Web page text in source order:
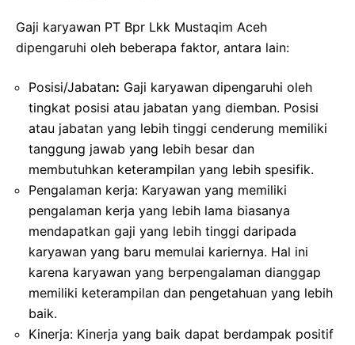
Gaji karyawan PT Bpr Lkk Mustaqim Aceh
dipengaruhi oleh beberapa faktor, antara lain:
Posisi/Jabatan: Gaji karyawan dipengaruhi oleh
tingkat posisi atau jabatan yang diemban. Posisi
atau jabatan yang lebih tinggi cenderung memiliki
tanggung jawab yang lebih besar dan
membutuhkan keterampilan yang lebih spesifik.
Pengalaman kerja: Karyawan yang memiliki
pengalaman kerja yang lebih lama biasanya
mendapatkan gaji yang lebih tinggi daripada
karyawan yang baru memulai kariernya. Hal ini
karena karyawan yang berpengalaman dianggap
memiliki keterampilan dan pengetahuan yang lebih
baik.
Kinerja: Kinerja yang baik dapat berdampak positif